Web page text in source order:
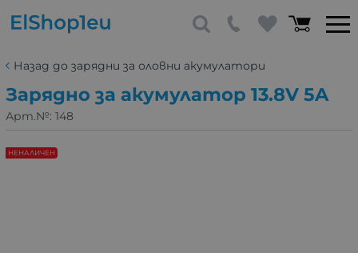
Назад до зарядни за оловни акумулатори
Зарядно за акумулатор 13.8V 5A
Арт.№: 148
НЕНАЛИЧЕН